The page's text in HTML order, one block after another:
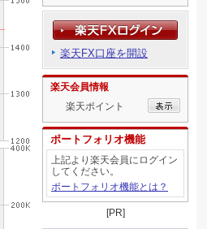
楽天FX口座を開設
楽天会員情報
楽天ポイント
ポートフォリオ機能
上記より楽天会員にログイン
してください。
ポートフォリオ機能とは？
[PR]